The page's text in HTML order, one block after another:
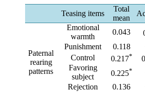
Teasing items
Total
mean
Paternal
rearing
patterns
Emotional
warmth
0.043
Punishment
0.118
Control
0.217*
Favoring
subject
0.225*
Rejection
0.136